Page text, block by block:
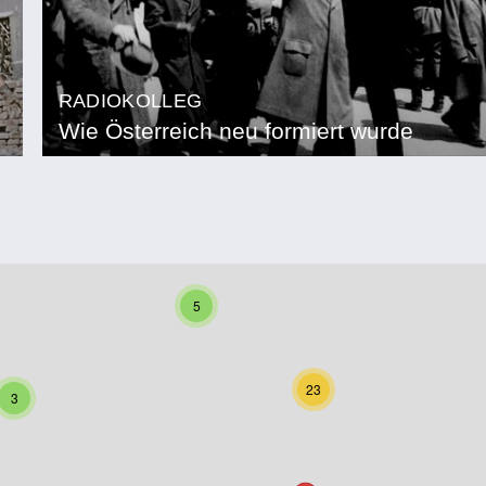
RADIOKOLLEG
Wie Österreich neu formiert wurde
5
23
3